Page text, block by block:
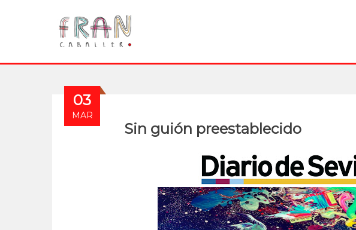
03
MAR
Sin guión preestablecido